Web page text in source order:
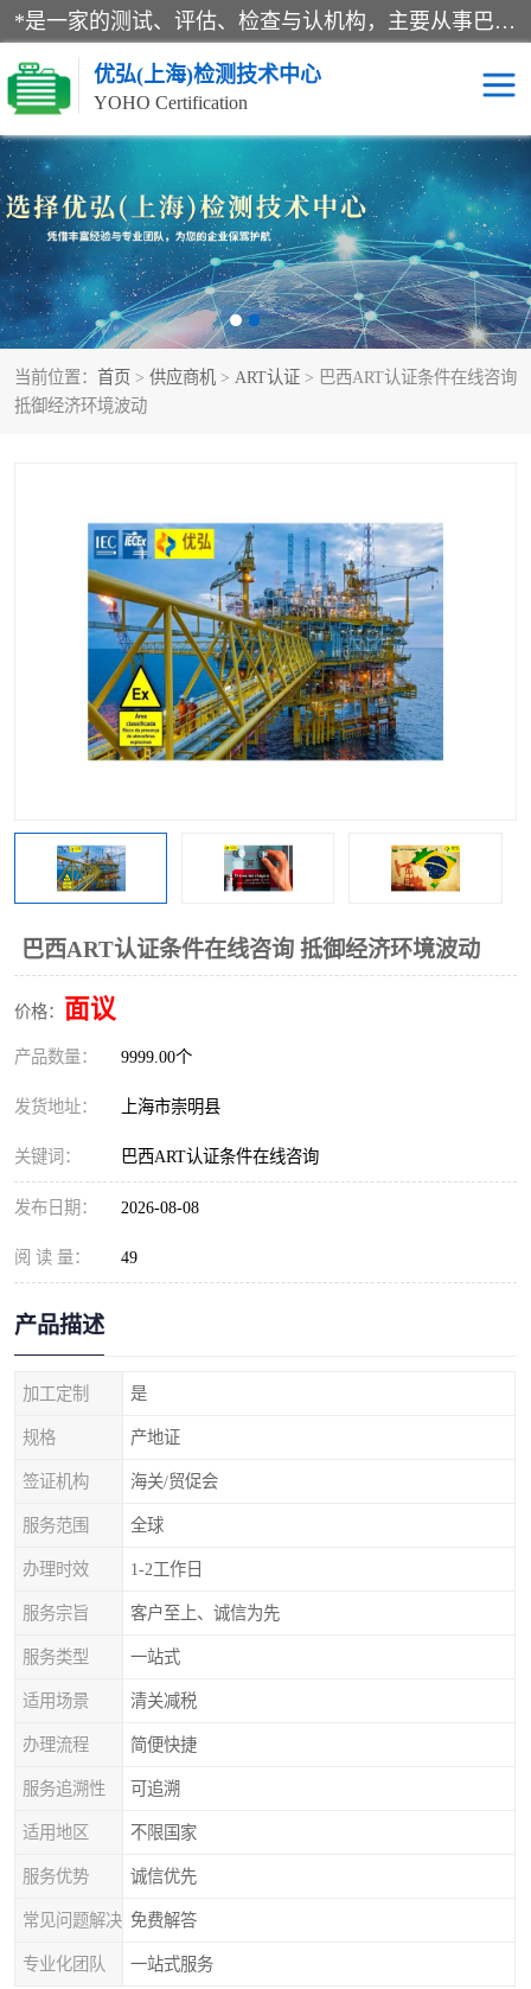
*是一家的测试、评估、检查与认机构，主要从事巴西NR10认证、NR12认证、NR13认证；ANATEL认证、INMTRO认证，欧盟CE认证：MD认证，PED认证，MID认证，ATEX认证，德国蓝色天使认证。
优弘(上海)检测技术中心
YOHO Certification
当前位置： 首页 > 供应商机 > ART认证 > 巴西ART认证条件在线咨询
抵御经济环境波动
巴西ART认证条件在线咨询 抵御经济环境波动
价格： 面议
产品数量： 9999.00个
发货地址： 上海市崇明县
关键词： 巴西ART认证条件在线咨询
发布日期： 2026-08-08
阅 读 量： 49
产品描述
加工定制 是
规格 产地证
签证机构 海关/贸促会
服务范围 全球
办理时效 1-2工作日
服务宗旨 客户至上、诚信为先
服务类型 一站式
适用场景 清关减税
办理流程 简便快捷
服务追溯性 可追溯
适用地区 不限国家
服务优势 诚信优先
常见问题解决 免费解答
专业化团队 一站式服务
RECYCLASS认证 NR10认证
NR12认证 NR13认证
ART认证 巴西NR认证
巴西认证 RETIE认证